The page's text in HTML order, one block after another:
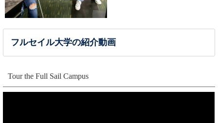
フルセイル大学の紹介動画
Tour the Full Sail Campus